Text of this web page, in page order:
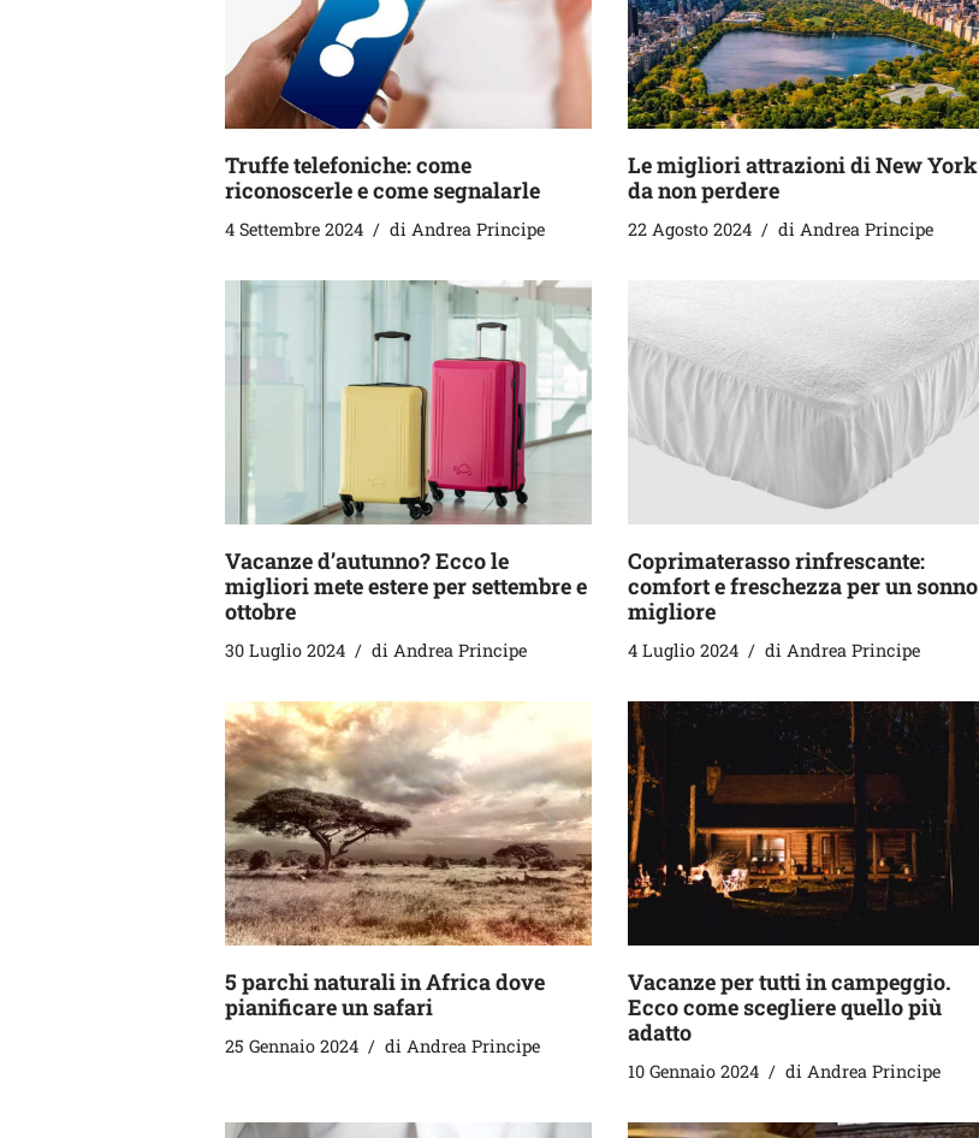
Truffe telefoniche: come
riconoscerle e come segnalarle
4 Settembre 2024 di Andrea Principe
Le migliori attrazioni di New York
da non perdere
22 Agosto 2024 di Andrea Principe
Vacanze d’autunno? Ecco le
migliori mete estere per settembre e
ottobre
30 Luglio 2024 di Andrea Principe
Coprimaterasso rinfrescante:
comfort e freschezza per un sonno
migliore
4 Luglio 2024 di Andrea Principe
5 parchi naturali in Africa dove
pianificare un safari
25 Gennaio 2024 di Andrea Principe
Vacanze per tutti in campeggio.
Ecco come scegliere quello più
adatto
10 Gennaio 2024 di Andrea Principe